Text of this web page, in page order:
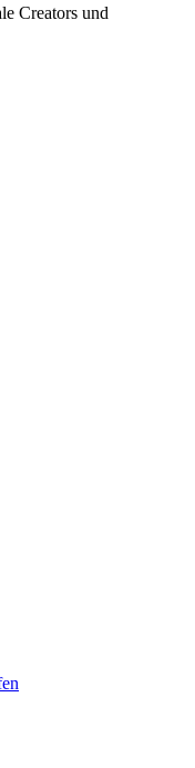
Creators und